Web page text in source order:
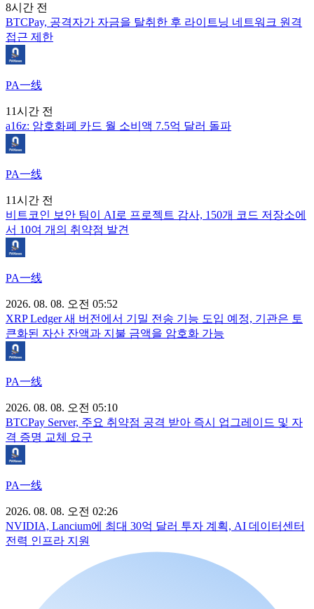
8시간 전
BTCPay, 공격자가 자금을 탈취한 후 라이트닝 네트워크 원격
접근 제한
PA一线
11시간 전
a16z: 암호화폐 카드 월 소비액 7.5억 달러 돌파
PA一线
11시간 전
비트코인 보안 팀이 AI로 프로젝트 감사, 150개 코드 저장소에
서 10여 개의 취약점 발견
PA一线
2026. 08. 08. 오전 05:52
XRP Ledger 새 버전에서 기밀 전송 기능 도입 예정, 기관은 토
큰화된 자산 잔액과 지불 금액을 암호화 가능
PA一线
2026. 08. 08. 오전 05:10
BTCPay Server, 주요 취약점 공격 받아 즉시 업그레이드 및 자
격 증명 교체 요구
PA一线
2026. 08. 08. 오전 02:26
NVIDIA, Lancium에 최대 30억 달러 투자 계획, AI 데이터센터
전력 인프라 지원